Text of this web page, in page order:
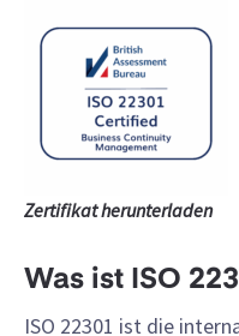
Zertifikat herunterladen
Was ist ISO
ISO 22301 ist die